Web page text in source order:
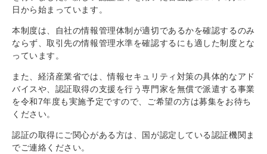
日から始まっています。
本制度は、自社の情報管理体制が適切であるかを確認するのみ
ならず、取引先の情報管理水準を確認するにも適した制度とな
っています。
また、経済産業省では、情報セキュリティ対策の具体的なアド
バイスや、認証取得の支援を行う専門家を無償で派遣する事業
を令和7年度も実施予定ですので、ご希望の方は募集をお待ち
ください。
認証の取得にご関心がある方は、国が認定している認証機関ま
でご連絡ください。